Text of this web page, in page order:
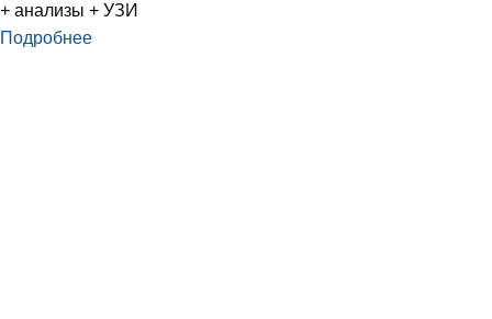
+ анализы + УЗИ
Подробнее